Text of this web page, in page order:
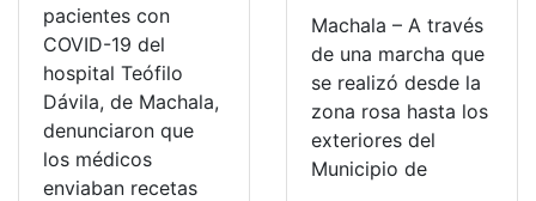
pacientes con
COVID-19 del
hospital Teófilo
Dávila, de Machala,
denunciaron que
los médicos
enviaban recetas
Machala – A través
de una marcha que
se realizó desde la
zona rosa hasta los
exteriores del
Municipio de